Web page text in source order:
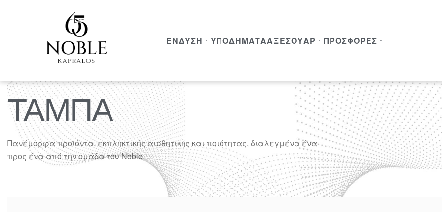
ΈΝΔΥΣΗ ΥΠΟΔΉΜΑΤΑΑΞΕΣΟΥΆΡ ΠΡΟΣΦΟΡΈΣ
ΤΑΜΠΑ
Πανέμορφα προϊόντα, εκπληκτικής αισθητικής και ποιότητας, διαλεγμένα ένα
προς ένα από την ομάδα του Noble.